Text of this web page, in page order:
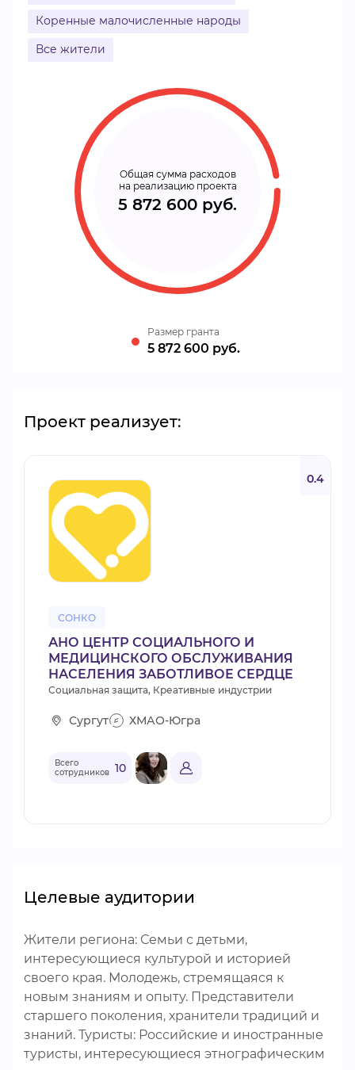
Коренные малочисленные народы
Все жители
Общая сумма расходов
на реализацию проекта
5 872 600 руб.
Размер гранта
5 872 600 руб.
Проект реализует:
СОНКО
0.4
АНО ЦЕНТР СОЦИАЛЬНОГО И
МЕДИЦИНСКОГО ОБСЛУЖИВАНИЯ
НАСЕЛЕНИЯ ЗАБОТЛИВОЕ СЕРДЦЕ
Социальная защита, Креативные индустрии
Сургут ХМАО-Югра
Всего
сотрудников 10
Целевые аудитории
Жители региона: Семьи с детьми,
интересующиеся культурой и историей
своего края. Молодежь, стремящаяся к
новым знаниям и опыту. Представители
старшего поколения, хранители традиций и
знаний. Туристы: Российские и иностранные
туристы, интересующиеся этнографическим